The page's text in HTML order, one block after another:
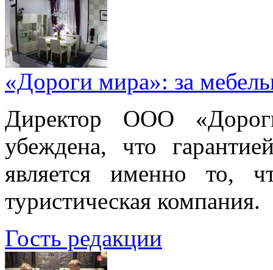
«Дороги мира»: за
Директор ООО
убеждена, что
является именно то,
туристическая компания.
Гость редакции